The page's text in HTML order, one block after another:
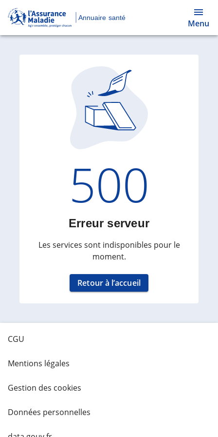
Annuaire santé
Menu
Code
500
Erreur serveur
Les services sont indisponibles pour le
moment.
Retour à l’accueil
CGU
Mentions légales
Gestion des cookies
Données personnelles